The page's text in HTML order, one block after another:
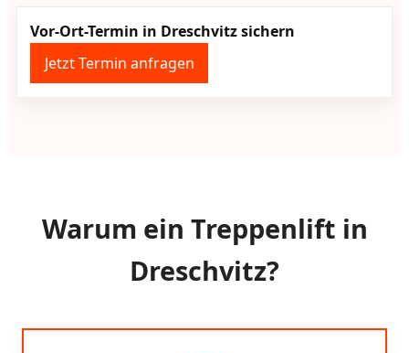
Vor-Ort-Termin in Dreschvitz sichern
Jetzt Termin anfragen
Warum ein Treppenlift in
Dreschvitz?